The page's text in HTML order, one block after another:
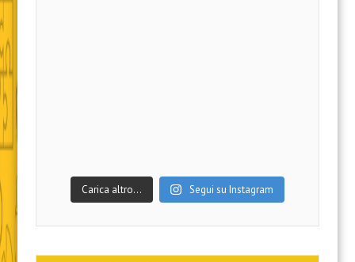
Carica altro… Segui su Instagram